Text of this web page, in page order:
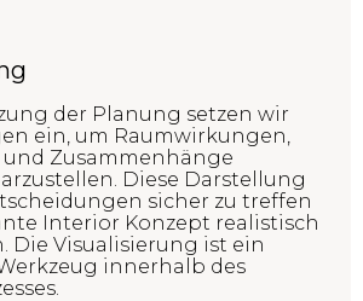
der Planung setzen wir
ein, um Raumwirkungen,
Zusammenhänge
Diese Darstellung
sicher zu treffen
Interior Konzept realistisch
Die Visualisierung ist ein
innerhalb des